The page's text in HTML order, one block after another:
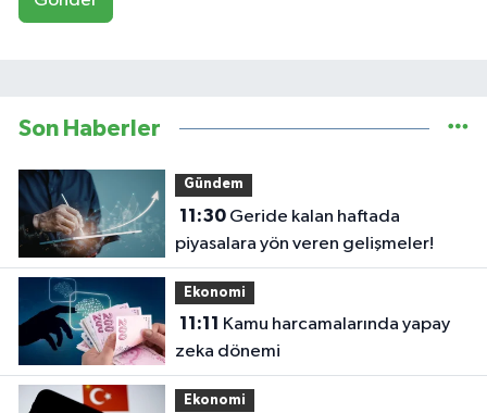
Son Haberler
Gündem
11:30Geride kalan haftada
piyasalara yön veren gelişmeler!
Ekonomi
11:11
zeka dönemi
Ekonomi